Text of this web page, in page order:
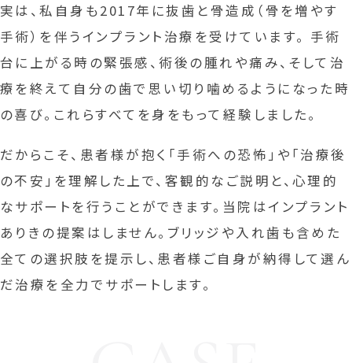
実は、私自身も2017年に抜歯と骨造成（骨を増やす
手術）を伴うインプラント治療を受けています。 手術
台に上がる時の緊張感、術後の腫れや痛み、そして治
療を終えて自分の歯で思い切り噛めるようになった時
の喜び。これらすべてを身をもって経験しました。
だからこそ、患者様が抱く「手術への恐怖」や「治療後
の不安」を理解した上で、客観的なご説明と、心理的
なサポートを行うことができます。当院はインプラント
ありきの提案はしません。ブリッジや入れ歯も含めた
全ての選択肢を提示し、患者様ご自身が納得して選ん
だ治療を全力でサポートします。